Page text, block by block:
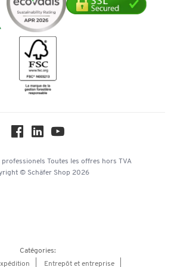
professionels Toutes les offres hors TVA
© Schäfer Shop 2026
Catégories:
Entrepôt et entreprise